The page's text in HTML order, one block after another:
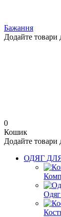
Бажання
Додайте товари
0
Кошик
Додайте товари
ОДЯГ